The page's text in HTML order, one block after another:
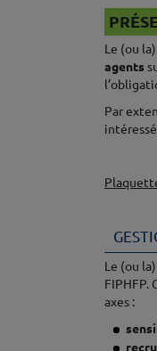
Le (ou la)
agents
Par
Le (ou
FIPHFP.
axes :